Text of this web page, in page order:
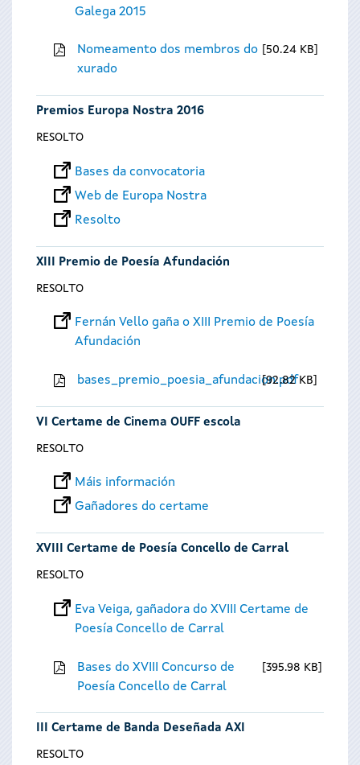
Galega 2015
Nomeamento dos membros do
xurado
50.24 KB
Premios Europa Nostra 2016
RESOLTO
Bases da convocatoria
Web de Europa Nostra
Resolto
XIII Premio de Poesía Afundación
RESOLTO
Fernán Vello gaña o XIII Premio de Poesía
Afundación
bases_premio_poesia_afundacion.pdf
92.82 KB
VI Certame de Cinema OUFF escola
RESOLTO
Máis información
Gañadores do certame
XVIII Certame de Poesía Concello de Carral
RESOLTO
Eva Veiga, gañadora do XVIII Certame de
Poesía Concello de Carral
Bases do XVIII Concurso de
Poesía Concello de Carral
395.98 KB
III Certame de Banda Deseñada AXI
RESOLTO